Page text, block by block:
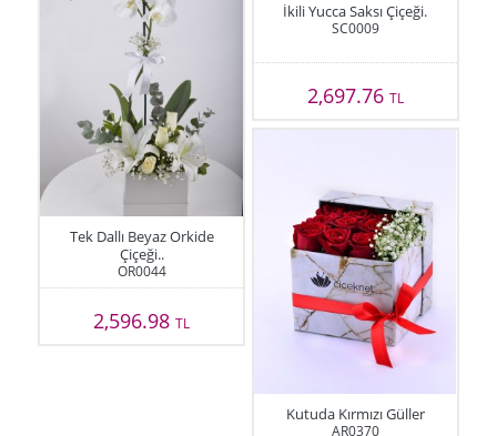
Tek Dallı Beyaz Orkide
Çiçeği..
OR0044
2,596.98TL
İkili Yucca Saksı Çiçeği.
SC0009
2,697.76 TL
Kutuda Kırmızı Güller
AR0370